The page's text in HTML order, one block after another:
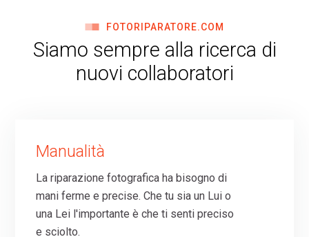
FOTORIPARATORE.COM
Siamo sempre alla ricerca di
nuovi collaboratori
Manualità
La riparazione fotografica ha bisogno di
mani ferme e precise. Che tu sia un Lui o
una Lei l'importante è che ti senti preciso
e sciolto.